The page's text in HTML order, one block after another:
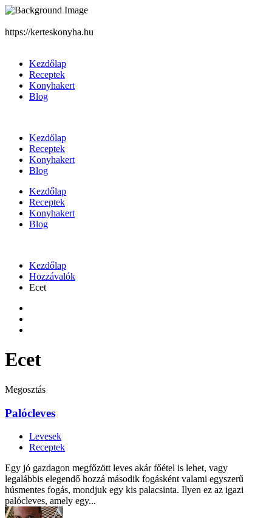
https://kerteskonyha.hu
Kezdőlap
Receptek
Konyhakert
Blog
Kezdőlap
Receptek
Konyhakert
Blog
Kezdőlap
Receptek
Konyhakert
Blog
Kezdőlap
Hozzávalók
Ecet
Ecet
Megosztás
Palócleves
Levesek
Receptek
Egy jó gazdagon megfőzött leves akár főétel is lehet, vagy
legalábbis elegendő hozzá második fogásként valami egyszerű
húsmentes fogás, mondjuk egy kis palacsinta. Ilyen ez az igazi
palócleves, amely egy...